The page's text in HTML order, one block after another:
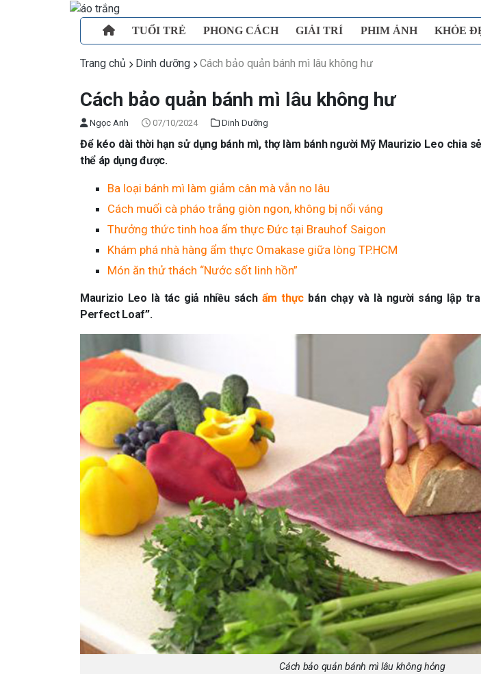
TUỔI TRẺ PHONG CÁCH GIẢI TRÍ PHIM ẢNH KHỎE
Trang chủ Dinh dưỡng Cách bảo quản bánh mì lâu không hư
Cách bảo quản bánh mì lâu không hư
Ngọc Anh 07/10/2024 Dinh Dưỡng
Để kéo dài thời hạn sử dụng bánh mì, thợ làm bánh người Mỹ Maurizio Leo chia
thể áp dụng được.
Ba loại bánh mì làm giảm cân mà vẫn no lâu
Cách muối cà pháo trắng giòn ngon, không bị nổi váng
Thưởng thức tinh hoa ẩm thực Đức tại Brauhof Saigon
Khám phá nhà hàng ẩm thực Omakase giữa lòng TP.HCM
Món ăn thử thách “Nước sốt linh hồn”
Maurizio Leo là tác giả nhiều sách ẩm thực bán chạy và là người sáng lập
Perfect Loaf”.
Cách bảo quản bánh mì lâu không hỏng